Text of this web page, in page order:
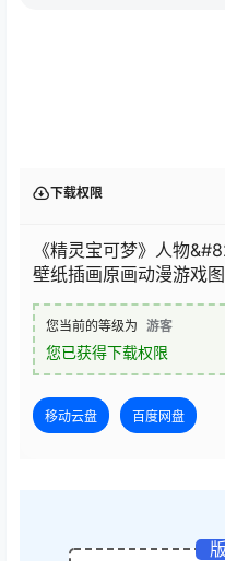
下载权限
《精灵宝可梦》人物
壁纸插画原画动漫游戏
您当前的等级为 游客
您已获得下载权限
移动云盘 百度网盘